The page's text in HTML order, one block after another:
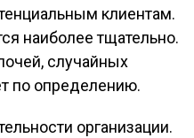
клиентам.
наиболее тщательно.
случайных
по определению.
организации.